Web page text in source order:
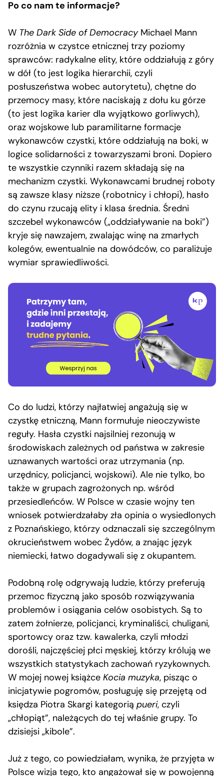
Po co nam te informacje?
W The Dark Side of DemocracyMichael Mann
rozróżnia w czystce etnicznej trzy poziomy
sprawców: radykalne elity, które oddziałują z góry
w dół (to jest logika hierarchii, czyli
posłuszeństwa wobec autorytetu), chętne do
przemocy masy, które naciskają z dołu ku górze
(to jest logika karier dla wyjątkowo gorliwych),
oraz wojskowe lub paramilitarne formacje
wykonawców czystki, które oddziałują na boki, w
logice solidarności z towarzyszami broni. Dopiero
te wszystkie czynniki razem składają się na
mechanizm czystki. Wykonawcami brudnej roboty
są zawsze klasy niższe (robotnicy i chłopi), hasło
do czynu rzucają elity i klasa średnia. Średni
szczebel wykonawców („oddziaływanie na boki”)
kryje się nawzajem, zwalając winę na zmarłych
kolegów, ewentualnie na dowódców, co paraliżuje
wymiar sprawiedliwości.
Co do ludzi, którzy najłatwiej angażują się w
czystkę etniczną, Mann formułuje nieoczywiste
reguły. Hasła czystki najsilniej rezonują w
środowiskach zależnych od państwa w zakresie
uznawanych wartości oraz utrzymania (np.
urzędnicy, policjanci, wojskowi). Ale nie tylko, bo
także w grupach zagrożonych np. wśród
przesiedleńców. W Polsce w czasie wojny ten
wniosek potwierdzałaby zła opinia o wysiedlonych
z Poznańskiego, którzy odznaczali się szczególnym
okrucieństwem wobec Żydów, a znając język
niemiecki, łatwo dogadywali się z okupantem.
Podobną rolę odgrywają ludzie, którzy preferują
przemoc fizyczną jako sposób rozwiązywania
problemów i osiągania celów osobistych. Są to
zatem żołnierze, policjanci, kryminaliści, chuligani,
sportowcy oraz tzw. kawalerka, czyli młodzi
dorośli, najczęściej płci męskiej, którzy królują we
wszystkich statystykach zachowań ryzykownych.
W mojej nowej książce Kocia muzyka, pisząc o
inicjatywie pogromów, posługuję się przejętą od
księdza Piotra Skargi kategorią pueri, czyli
„chłopiąt”, należących do tej właśnie grupy. To
dzisiejsi „kibole”.
Już z tego, co powiedziałam, wynika, że przyjęta w
Polsce wizja tego, kto angażował się w powojenną